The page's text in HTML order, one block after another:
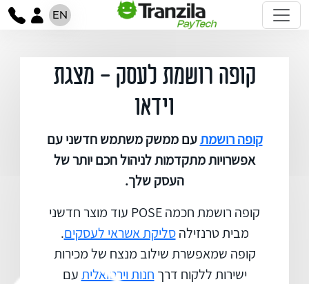
EN
קופה רושמת לעסק - מצגת
וידאו
קופה רושמתעם ממשק משתמש חדשני עם
אפשרויות מתקדמות לניהול חכם יותר של
העסק שלך.
קופה רושמת חכמה POSE עוד מוצר חדשני
מבית טרנזילהסליקת אשראי לעסקים.
קופה שמאפשרת שילוב מנצח של מכירות
ישירות ללקוח דרך חנות וירטואליתעם